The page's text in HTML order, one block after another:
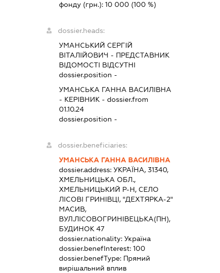
фонду (грн.):10 000 (100 %)
dossier.heads:
УМАНСЬКИЙ СЕРГІЙ
ВІТАЛІЙОВИЧ - ПРЕДСТАВНИК
ВІДОМОСТІ ВІДСУТНІ
dossier.position -
УМАНСЬКА ГАННА ВАСИЛІВНА
- КЕРІВНИК - dossier.from
01.10.24
dossier.position -
dossier.beneficiaries:
УМАНСЬКА ГАННА ВАСИЛІВНА
dossier.address:УКРАЇНА, 31340,
ХМЕЛЬНИЦЬКА ОБЛ.,
ХМЕЛЬНИЦЬКИЙ Р-Н, СЕЛО
ЛІСОВІ ГРИНІВЦІ, "ДЕХТЯРКА-2"
МАСИВ,
ВУЛ.ЛІСОВОГРИНІВЕЦЬКА(ПН),
БУДИНОК 47
dossier.nationality:Україна
dossier.benefInterest:100
dossier.benefType: Прямий
вирішальний вплив